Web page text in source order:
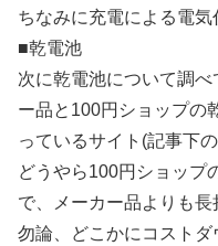
ちなみに充電による電気
■乾電池
次に乾電池について調
ー品と100円ショップの
っているサイト(記事下
どうやら100円ショップ
で、メーカー品よりも長
勿論、どこかにコストダ